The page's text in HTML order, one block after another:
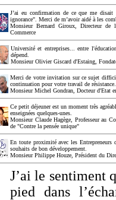
J’ai eu confirmation de ce que me disait
ignorance". Merci de m’avoir aidé à les
Monsieur Bernard Giroux, Directeur de
Commerce
Université et entreprises... entre
dépend.
Monsieur Olivier Giscard d'Estaing,
Merci de votre invitation sur ce sujet
continuation pour votre travail de
Monsieur Michel Gondran, Docteur d'Etat
Ce petit déjeuner est un moment très
enseignées quelques-unes.
Monsieur Claude Hagège, Professeur au
de "Contre la pensée unique"
En toute proximité avec les
souhaits de bon développement.
Monsieur Philippe Houze, Président du
J’ai le sentiment
pied dans